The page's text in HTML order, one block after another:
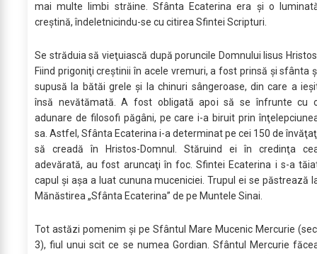
mai multe limbi străine. Sfânta Ecaterina era şi o
creştină, îndeletnicindu-se cu citirea Sfintei Scripturi.
Se străduia să vieţuiască după poruncile Domnului Iisus
Fiind prigoniţi creştinii în acele vremuri, a fost prinsă şi sfânta
supusă la bătăi grele şi la chinuri sângeroase, din care a
însă nevătămată. A fost obligată apoi să se înfrunte cu
adunare de filosofi păgâni, pe care i-a biruit prin
sa. Astfel, Sfânta Ecaterina i-a determinat pe cei 150 de
să creadă în Hristos-Domnul. Stăruind ei în credinţa
adevărată, au fost aruncaţi în foc. Sfintei Ecaterina i s-a
capul şi aşa a luat cununa muceniciei. Trupul ei se păstrează
Mănăstirea „Sfânta Ecaterina” de pe Muntele Sinai.
Tot astăzi pomenim şi pe Sfântul Mare Mucenic Mercurie
3), fiul unui scit ce se numea Gordian. Sfântul Mercurie